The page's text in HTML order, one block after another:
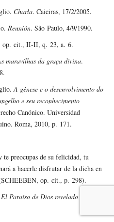
Charla. Caieiras, 17/2/2005.
Reunión. São Paulo, 4/9/1990.
op. cit., II-II, q. 23, a. 6.
maravilhas da graça divina.
A gênese e o desenvolvimento do
e seu reconhecimento
Canónico. Universidad
Roma, 2010, p. 171.
preocupas de su felicidad, tu
a hacerle disfrutar de la dicha en
op. cit., p. 298).
Paraíso de Dios revelado a los